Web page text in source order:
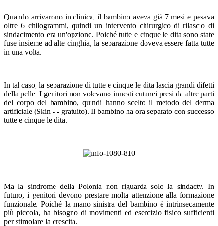
Quando arrivarono in clinica, il bambino aveva già 7 mesi e pesava
oltre 6 chilogrammi, quindi un intervento chirurgico di rilascio di
sindacimento era un'opzione. Poiché tutte e cinque le dita sono state
fuse insieme ad alte cinghia, la separazione doveva essere fatta tutte
in una volta.
In tal caso, la separazione di tutte e cinque le dita lascia grandi difetti
della pelle. I genitori non volevano innesti cutanei presi da altre parti
del corpo del bambino, quindi hanno scelto il metodo del derma
artificiale (Skin - - gratuito). Il bambino ha ora separato con successo
tutte e cinque le dita.
Ma la sindrome della Polonia non riguarda solo la sindacty. In
futuro, i genitori devono prestare molta attenzione alla formazione
funzionale. Poiché la mano sinistra del bambino è intrinsecamente
più piccola, ha bisogno di movimenti ed esercizio fisico sufficienti
per stimolare la crescita.